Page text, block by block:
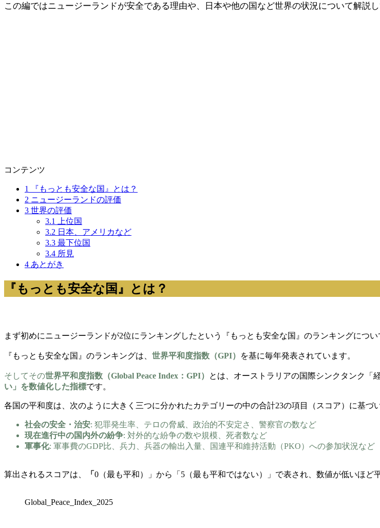
この編ではニュージーランドが安全である理由や、日本や他の国など世界の状況について解説し
コンテンツ
1
『もっとも安全な国』とは？
2 ニュージーランドの評価
3 世界の評価
3.1
上位国
3.2 日本、アメリカなど
3.3 最下位国
3.4 所見
4 あとがき
『もっとも安全な国』とは？
まず初めにニュージーランドが2位にランキングしたという『もっとも安全な国』のランキングについ
『もっとも安全な国』のランキングは、 世界平和度指数（GPI） を基に毎年発表されています。
そしてその世界平和度指数（Global Peace Index：GPI） とは、オーストラリアの国際シンクタンク「
い」を数値化した指標です。
各国の平和度は、次のように大きく三つに分かれたカテゴリーの中の合計23の項目（スコア）に基づ
社会の安全・治安: 犯罪発生率、テロの脅威、政治的不安定さ、警察官の数など
現在進行中の国内外の紛争: 対外的な紛争の数や規模、死者数など
軍事化: 軍事費のGDP比、兵力、兵器の輸出入量、国連平和維持活動（PKO）への参加状況など
算出されるスコアは、 「 0（最も平和）」から「5（最も平和ではない）」で表され、数値が低いほど
Global_Peace_Index_2025